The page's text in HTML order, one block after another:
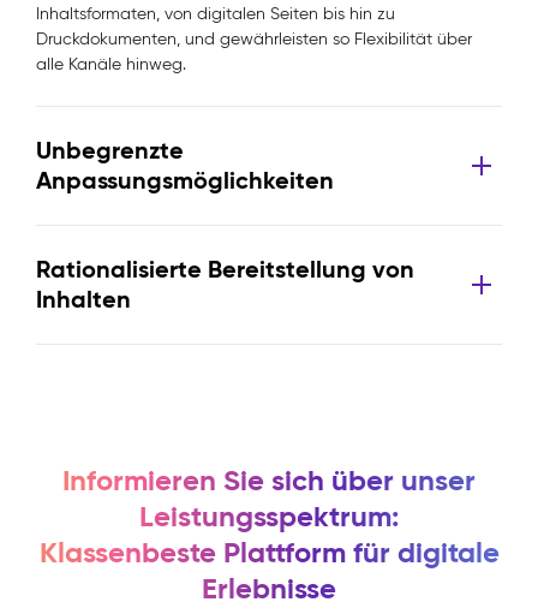
Inhaltsformaten, von digitalen Seiten bis hin zu
Druckdokumenten, und gewährleisten so Flexibilität über
alle Kanäle hinweg.
Unbegrenzte
Anpassungsmöglichkeiten
Rationalisierte Bereitstellung von
Inhalten
Informieren Sie sich über unser
Leistungsspektrum:
Klassenbeste Plattform für digitale
Erlebnisse